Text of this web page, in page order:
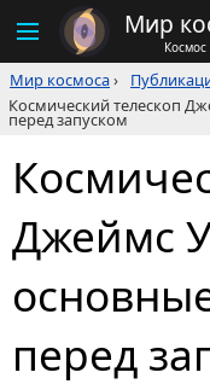
Мир
Космос
Мир космоса›
Космический телескоп
перед запуском
Джеймс
перед